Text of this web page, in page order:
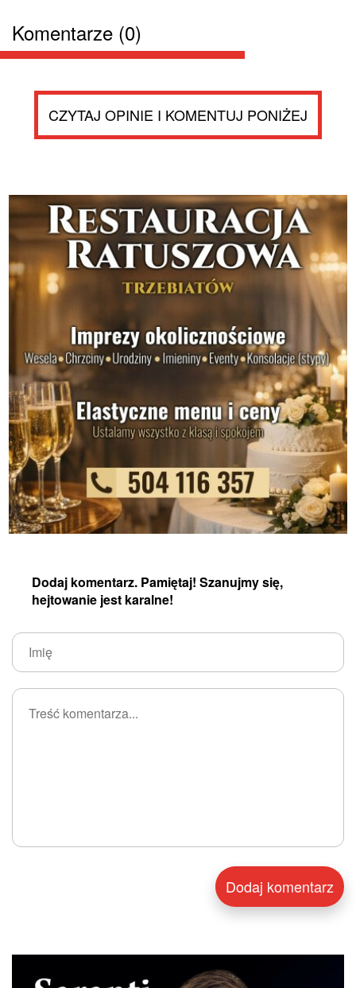
Komentarze (0)
CZYTAJ OPINIE I KOMENTUJ PONIŻEJ
Dodaj komentarz. Pamiętaj! Szanujmy się,
hejtowanie jest karalne!